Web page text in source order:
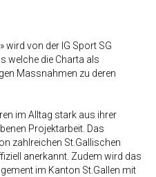
wird von der IG Sport SG
welche die Charta als
Massnahmen zu deren
im Alltag stark aus ihrer
Projektarbeit. Das
zahlreichen St.Gallischen
anerkannt. Zudem wird das
im Kanton St.Gallen mit